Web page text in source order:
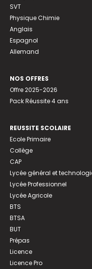
SVT
Physique Chimie
Anglais
Espagnol
Allemand
NOS OFFRES
Offre 2025-2026
Pack Réussite 4 ans
REUSSITE SCOLAIRE
Ecole Primaire
Collège
CAP
Lycée général et
Lycée Professionnel
Lycée Agricole
BTS
BTSA
BUT
Prépas
Licence
Licence Pro